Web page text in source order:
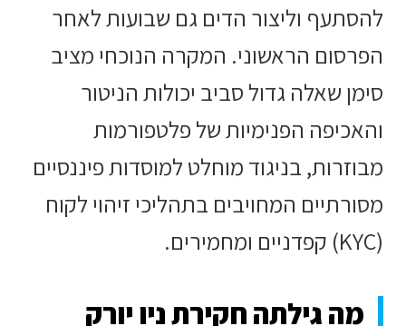
להסתעף וליצור הדים גם שבועות לאחר
הפרסום הראשוני. המקרה הנוכחי מציב
סימן שאלה גדול סביב יכולות הניטור
והאכיפה הפנימיות של פלטפורמות
מבוזרות, בניגוד מוחלט למוסדות פיננסיים
מסורתיים המחויבים בתהליכי זיהוי לקוח
(KYC) קפדניים ומחמירים.
מה גילתה חקירת ניו יורק